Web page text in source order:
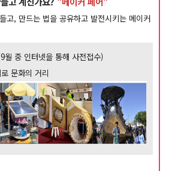
고, 만드는 법을 공유하고 발전시키는 메이커
중 인터넷을 통해 사전접수)
문화의 거리